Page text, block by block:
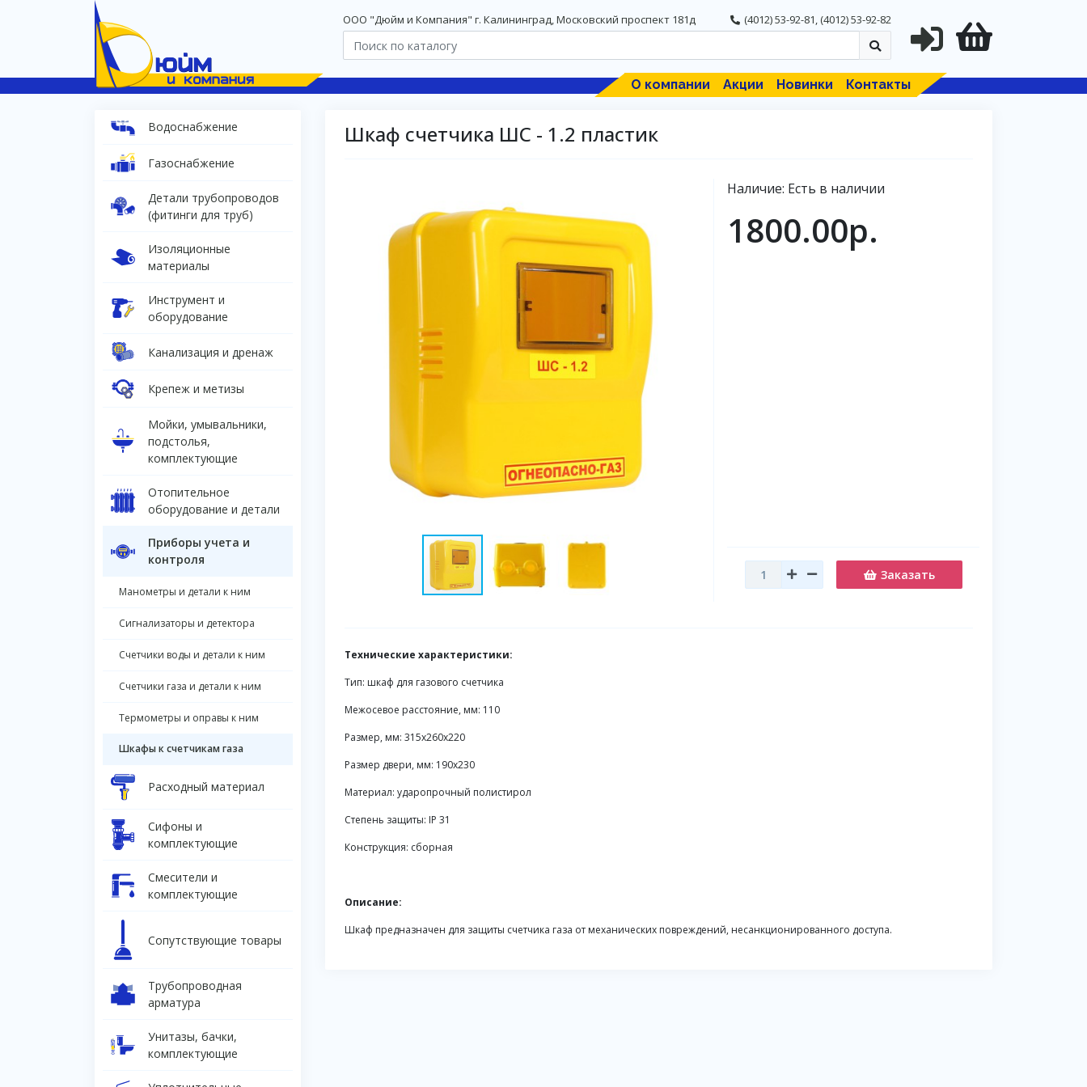
OOO "Дюйм и Компания" г. Калининград, Московский проспект 181д (4012) 53-92-81,(4012) 53-92-82
О компании Акции Новинки Контакты
Водоснабжение
Газоснабжение
Детали трубопроводов
(фитинги для труб)
Изоляционные
материалы
Инструмент и
оборудование
Канализация и дренаж
Крепеж и метизы
Мойки, умывальники,
подстолья,
комплектующие
Отопительное
оборудование и детали
Приборы учета и
контроля
Манометры и детали к ним
Сигнализаторы и детектора
Счетчики воды и детали к ним
Счетчики газа и детали к ним
Термометры и оправы к ним
Шкафы к счетчикам газа
Расходный материал
Сифоны и
комплектующие
Смесители и
комплектующие
Сопутствующие товары
Трубопроводная
арматура
Унитазы, бачки,
комплектующие
Шкаф счетчика ШС - 1.2 пластик
Наличие: Есть в наличии
1800.00р.
Заказать
Технические характеристики:
Тип: шкаф для газового счетчика
Межосевое расстояние, мм: 110
Размер, мм: 315х260х220
Размер двери, мм: 190х230
Материал: ударопрочный полистирол
Степень защиты: IP 31
Конструкция: сборная
Описание:
Шкаф предназначен для защиты счетчика газа от механических повреждений, несанкционированного доступа.